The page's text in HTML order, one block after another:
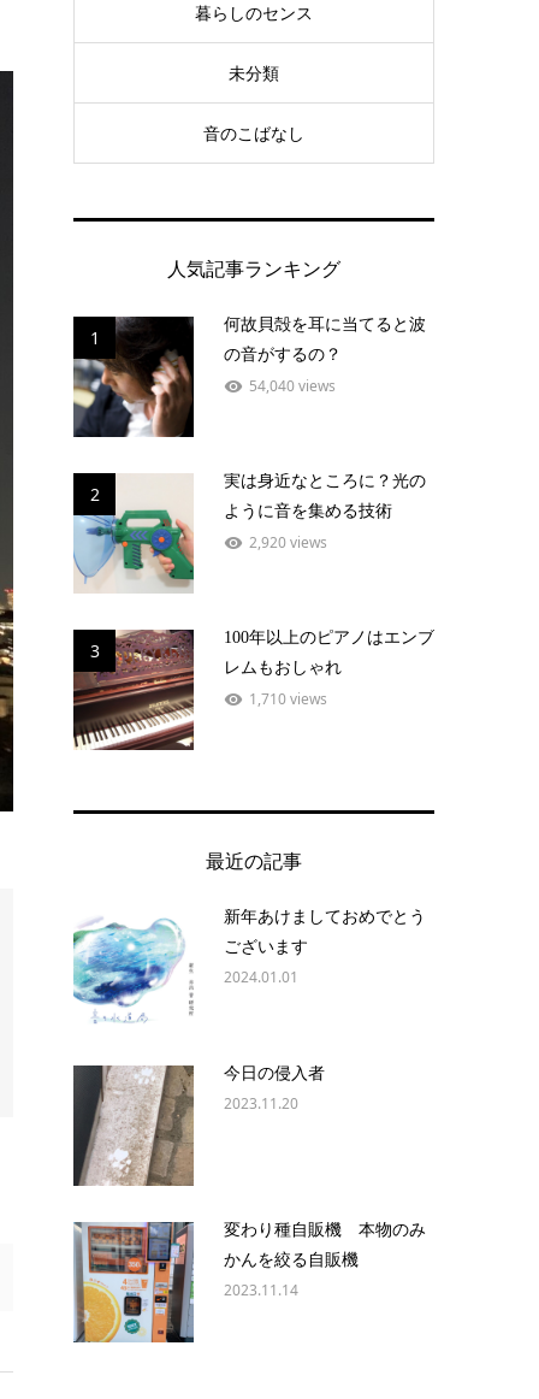
暮らしのセンス
未分類
音のこばなし
人気記事ランキング
1
何故貝殻を耳に当てると波
の音がするの？
54,040 views
2
実は身近なところに？光の
ように音を集める技術
2,920 views
3
100年以上のピアノはエンブ
レムもおしゃれ
1,710 views
最近の記事
新年あけましておめでとう
ございます
2024.01.01
今日の侵入者
2023.11.20
変わり種自販機 本物のみ
かんを絞る自販機
2023.11.14